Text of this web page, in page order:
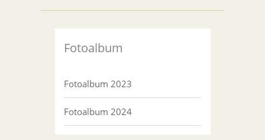
Fotoalbum
Fotoalbum 2023
Fotoalbum 2024